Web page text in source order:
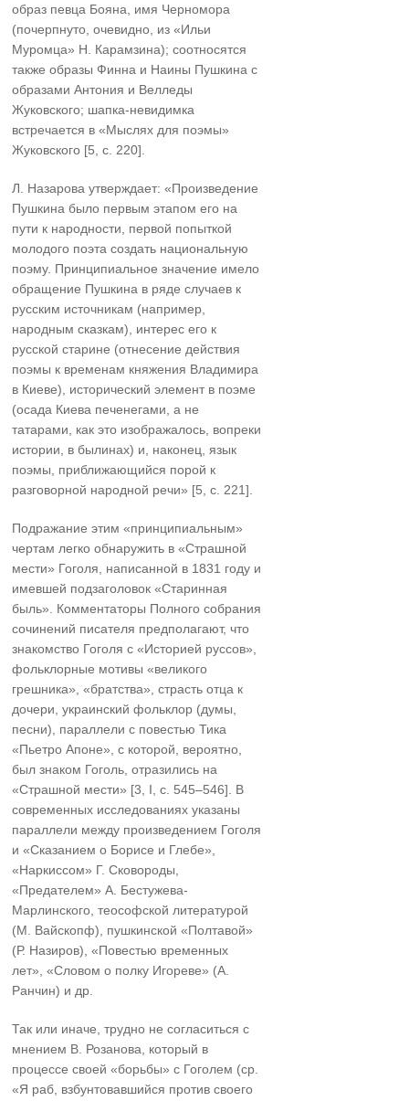
образ певца Бояна, имя Черномора
(почерпнуто, очевидно, из «Ильи
Муромца» Н. Карамзина); соотносятся
также образы Финна и Наины Пушкина с
образами Антония и Велледы
Жуковского; шапка-невидимка
встречается в «Мыслях для поэмы»
Жуковского [5, c. 220].
Л. Назарова утверждает: «Произведение
Пушкина было первым этапом его на
пути к народности, первой попыткой
молодого поэта создать национальную
поэму. Принципиальное значение имело
обращение Пушкина в ряде случаев к
русским источникам (например,
народным сказкам), интерес его к
русской старине (отнесение действия
поэмы к временам княжения Владимира
в Киеве), исторический элемент в поэме
(осада Киева печенегами, а не
татарами, как это изображалось, вопреки
истории, в былинах) и, наконец, язык
поэмы, приближающийся порой к
разговорной народной речи» [5, с. 221].
Подражание этим «принципиальным»
чертам легко обнаружить в «Страшной
мести» Гоголя, написанной в 1831 году и
имевшей подзаголовок «Старинная
быль». Комментаторы Полного собрания
сочинений писателя предполагают, что
знакомство Гоголя с «Историей руссов»,
фольклорные мотивы «великого
грешника», «братства», страсть отца к
дочери, украинский фольклор (думы,
песни), параллели с повестью Тика
«Пьетро Апоне», с которой, вероятно,
был знаком Гоголь, отразились на
«Страшной мести» [3, I, с. 545–546]. В
современных исследованиях указаны
параллели между произведением Гоголя
и «Сказанием о Борисе и Глебе»,
«Наркиссом» Г. Сковороды,
«Предателем» А. Бестужева-
Марлинского, теософской литературой
(М. Вайскопф), пушкинской «Полтавой»
(Р. Назиров), «Повестью временных
лет», «Словом о полку Игореве» (А.
Ранчин) и др.
Так или иначе, трудно не согласиться с
мнением В. Розанова, который в
процессе своей «борьбы» с Гоголем (ср.
«Я раб, взбунтовавшийся против своего